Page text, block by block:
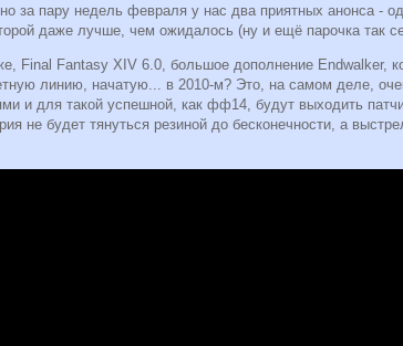
за пару недель февраля у нас два приятных анонса -
даже лучше, чем ожидалось (ну и ещё парочка так
Final Fantasy XIV 6.0, большое дополнение Endwalker,
линию, начатую... в 2010-м? Это, на самом деле,
и для такой успешной, как фф14, будут выходить
не будет тянуться резиной до бесконечности, а